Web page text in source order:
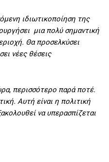
ιδιωτικοποίηση της
μια πολύ σημαντική
Θα προσελκύσει
νέες θέσεις
περισσότερο παρά ποτέ.
Αυτή είναι η πολιτική
να υπερασπίζεται